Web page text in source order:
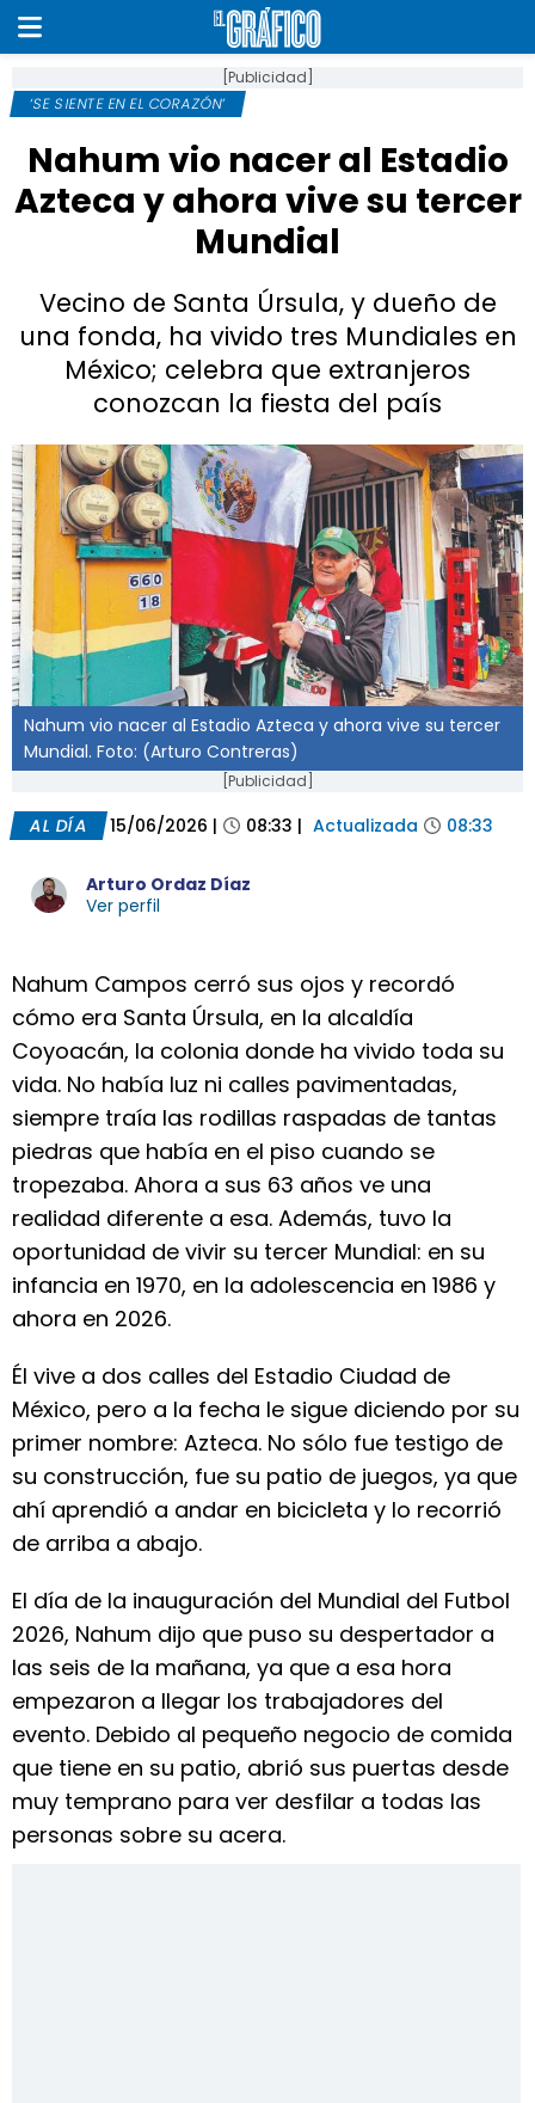
[Publicidad]
‘SE SIENTE EN EL CORAZÓN’
Nahum vio nacer al Estadio
Azteca y ahora vive su tercer
Mundial
Vecino de Santa Úrsula, y dueño de
una fonda, ha vivido tres Mundiales en
México; celebra que extranjeros
conozcan la fiesta del país
Nahum vio nacer al Estadio Azteca y ahora vive su tercer
Mundial. Foto: (Arturo Contreras)
[Publicidad]
AL DÍA 15/06/2026 | 08:33 | Actualizada 08:33
Arturo Ordaz Díaz
Ver perfil
Nahum Campos cerró sus ojos y recordó
cómo era Santa Úrsula, en la alcaldía
Coyoacán, la colonia donde ha vivido toda su
vida. No había luz ni calles pavimentadas,
siempre traía las rodillas raspadas de tantas
piedras que había en el piso cuando se
tropezaba. Ahora a sus 63 años ve una
realidad diferente a esa. Además, tuvo la
oportunidad de vivir su tercer Mundial: en su
infancia en 1970, en la adolescencia en 1986 y
ahora en 2026.
Él vive a dos calles del Estadio Ciudad de
México, pero a la fecha le sigue diciendo por su
primer nombre: Azteca. No sólo fue testigo de
su construcción, fue su patio de juegos, ya que
ahí aprendió a andar en bicicleta y lo recorrió
de arriba a abajo.
El día de la inauguración del Mundial del Futbol
2026, Nahum dijo que puso su despertador a
las seis de la mañana, ya que a esa hora
empezaron a llegar los trabajadores del
evento. Debido al pequeño negocio de comida
que tiene en su patio, abrió sus puertas desde
muy temprano para ver desfilar a todas las
personas sobre su acera.